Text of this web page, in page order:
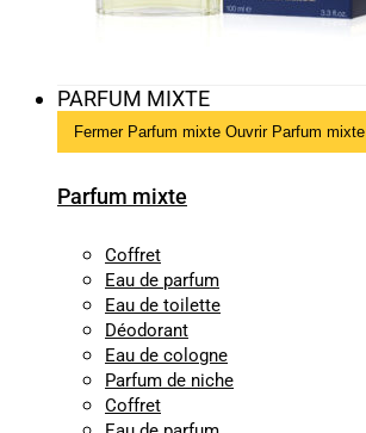
PARFUM MIXTE
Fermer Parfum mixte Ouvrir Parfum mixte
Parfum mixte
Coffret
Eau de parfum
Eau de toilette
Déodorant
Eau de cologne
Parfum de niche
Coffret